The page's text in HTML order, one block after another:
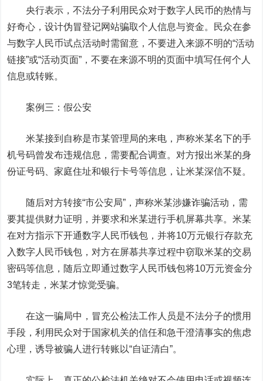
央行表示，不法分子利用民众对于数字人民币的热情与
好奇心，设计伪冒登记网站骗取个人信息与资金。民众在参
与数字人民币试点活动时需留意，不要进入来源不明的“活动
链接”或“活动页面”，不要在来源不明的页面中填写任何个人
信息或转账。
案例三：假公安
米某接到自称是市某管理局的来电，声称米某名下的手
机号码曾发布违规信息，需要配合调查。对方报出米某的身
份证号码、家庭住址和银行卡号等信息，让米某深信不疑。
随后对方转接“市公安局”，声称米某涉嫌诈骗活动，需
要其提供财力证明，并要求和米某进行手机屏幕共享。米某
在对方指示下开通数字人民币钱包，并将10万元银行存款充
入数字人民币钱包，对方在屏慕共享过程中窃取米某的交易
密码等信息，随后立即通过数字人民币钱包将10万元资金分
3笔转走，米某才惊觉受骗。
在这一骗局中，冒充公检法工作人员是不法分子的惯用
手段，利用民众对于国家机关的信任和急干澄清事实的焦虑
心理，诱导被骗人进行转账以“自证清白”。